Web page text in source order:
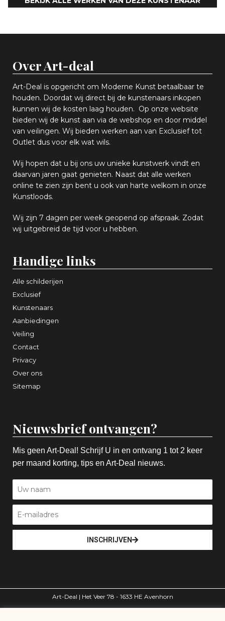
Over Art-deal
Art-Deal is opgericht om Moderne Kunst betaalbaar te
houden. Doordat wij direct bij de kunstenaars inkopen
kunnen wij de kosten laag houden. Op onze website
bieden wij de kunst aan via de webshop en door middel
van veilingen. Wij bieden werken aan van Exclusief tot
Outlet dus voor elk wat wils.
Wij hopen dat u bij ons uw unieke kunstwerk vindt en
daarvan jaren gaat genieten. Naast dat alle werken
online te zien zijn bent u ook van harte welkom in onze
Kunstloods.
Wij zijn 7 dagen per week geopend op afspraak. Zodat
wij uitgebreid de tijd voor u hebben.
Handige links
Alle schilderijen
Exclusief
Kunstenaars
Aanbiedingen
Veiling
Contact
Privacy
Over ons
Sitemap
Nieuwsbrief ontvangen?
Mis geen Art-Deal! Schrijf U in en ontvang 1 tot 2 keer
per maand korting, tips en Art-Deal nieuws.
INSCHRIJVEN
Art-Deal | Het Veer 78 - 1633 HE Avenhorn